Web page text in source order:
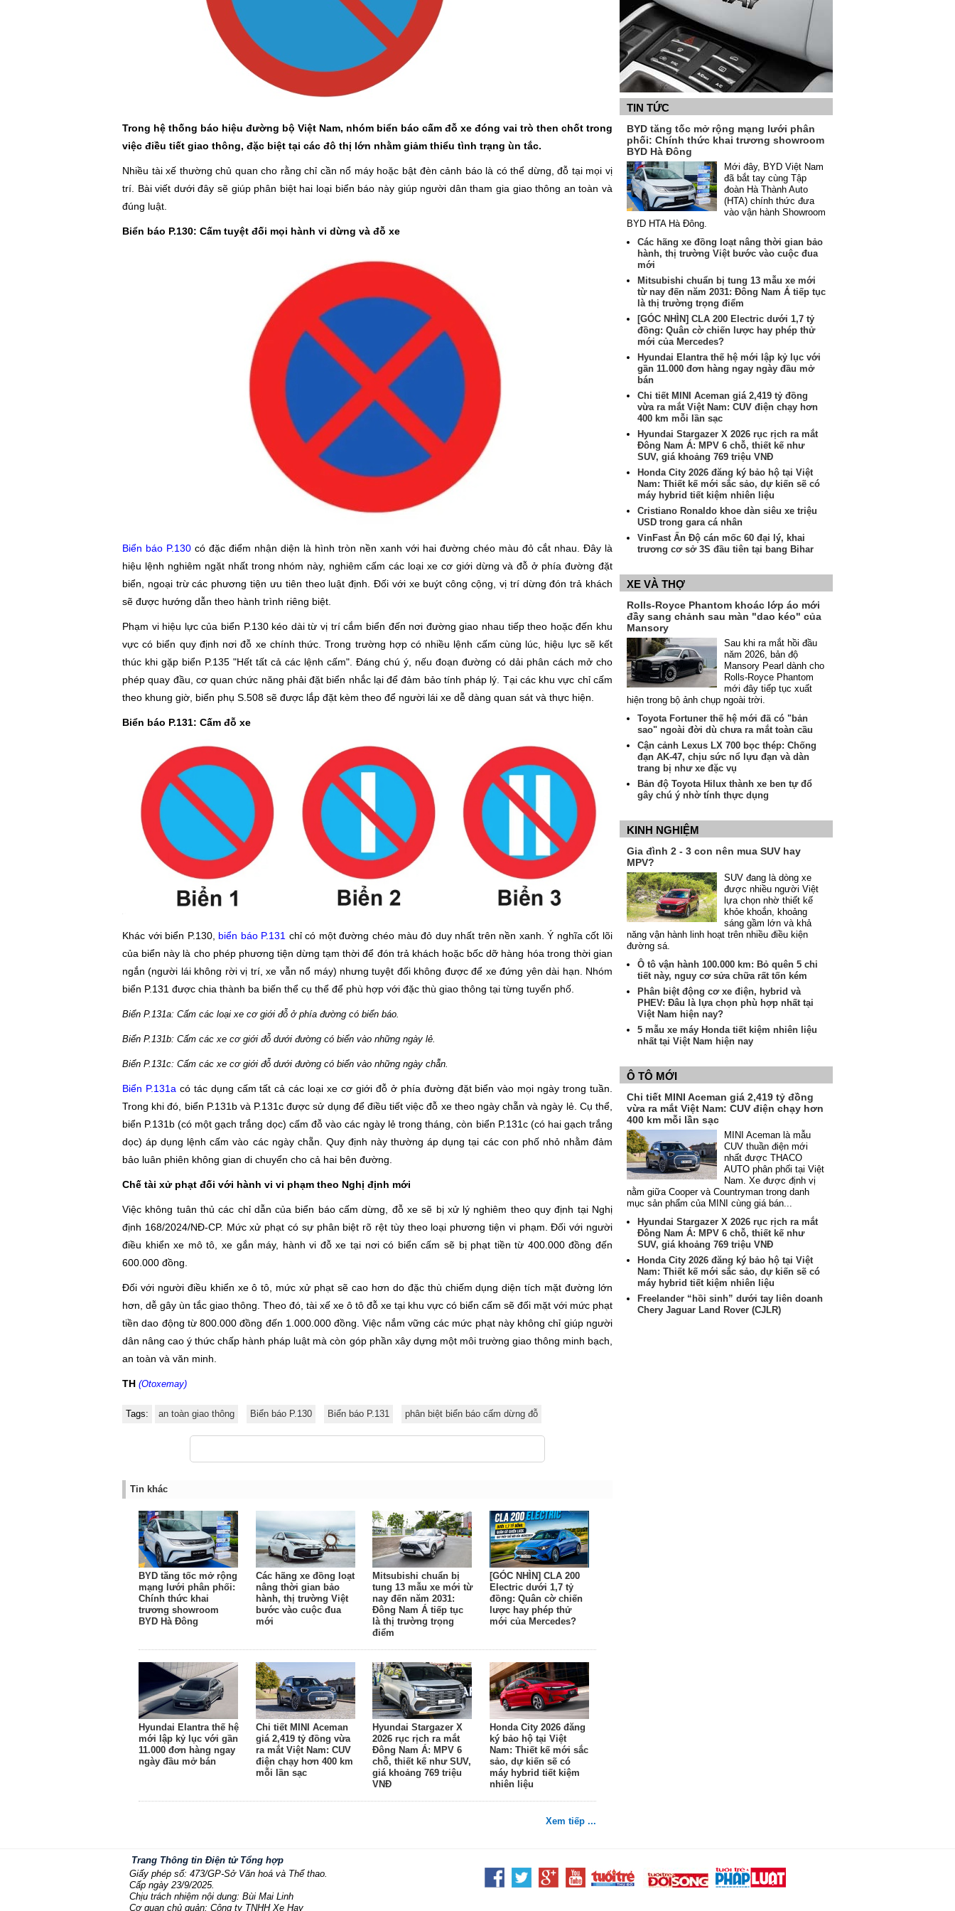
Trong hệ thống báo hiệu đường bộ Việt Nam, nhóm biển báo cấm đỗ xe đóng vai trò then chốt trong
việc điều tiết giao thông, đặc biệt tại các đô thị lớn nhằm giảm thiểu tình trạng ùn tắc.
Nhiều tài xế thường chủ quan cho rằng chỉ cần nổ máy hoặc bật đèn cảnh báo là có thể dừng, đỗ tại mọi vị
trí. Bài viết dưới đây sẽ giúp phân biệt hai loại biển báo này giúp người dân tham gia giao thông an toàn và
đúng luật.
Biển báo P.130: Cấm tuyệt đối mọi hành vi dừng và đỗ xe
Biển báo P.130 có đặc điểm nhận diện là hình tròn nền xanh với hai đường chéo màu đỏ cắt nhau. Đây là
hiệu lệnh nghiêm ngặt nhất trong nhóm này, nghiêm cấm các loại xe cơ giới dừng và đỗ ở phía đường đặt
biển, ngoại trừ các phương tiện ưu tiên theo luật định. Đối với xe buýt công cộng, vị trí dừng đón trả khách
sẽ được hướng dẫn theo hành trình riêng biệt.
Phạm vi hiệu lực của biển P.130 kéo dài từ vị trí cắm biển đến nơi đường giao nhau tiếp theo hoặc đến khu
vực có biển quy định nơi đỗ xe chính thức. Trong trường hợp có nhiều lệnh cấm cùng lúc, hiệu lực sẽ kết
thúc khi gặp biển P.135 "Hết tất cả các lệnh cấm". Đáng chú ý, nếu đoạn đường có dải phân cách mở cho
phép quay đầu, cơ quan chức năng phải đặt biển nhắc lại để đảm bảo tính pháp lý. Tại các khu vực chỉ cấm
theo khung giờ, biển phụ S.508 sẽ được lắp đặt kèm theo để người lái xe dễ dàng quan sát và thực hiện.
Biển báo P.131: Cấm đỗ xe
Khác với biển P.130, biển báo P.131 chỉ có một đường chéo màu đỏ duy nhất trên nền xanh. Ý nghĩa cốt lõi
của biển này là cho phép phương tiện dừng tạm thời để đón trả khách hoặc bốc dỡ hàng hóa trong thời gian
ngắn (người lái không rời vị trí, xe vẫn nổ máy) nhưng tuyệt đối không được để xe đứng yên dài hạn. Nhóm
biển P.131 được chia thành ba biến thể cụ thể để phù hợp với đặc thù giao thông tại từng tuyến phố.
Biển P.131a: Cấm các loại xe cơ giới đỗ ở phía đường có biển báo.
Biển P.131b: Cấm các xe cơ giới đỗ dưới đường có biển vào những ngày lẻ.
Biển P.131c: Cấm các xe cơ giới đỗ dưới đường có biển vào những ngày chẵn.
Biển P.131a có tác dụng cấm tất cả các loại xe cơ giới đỗ ở phía đường đặt biển vào mọi ngày trong tuần.
Trong khi đó, biển P.131b và P.131c được sử dụng để điều tiết việc đỗ xe theo ngày chẵn và ngày lẻ. Cụ thể,
biển P.131b (có một gạch trắng dọc) cấm đỗ vào các ngày lẻ trong tháng, còn biển P.131c (có hai gạch trắng
dọc) áp dụng lệnh cấm vào các ngày chẵn. Quy định này thường áp dụng tại các con phố nhỏ nhằm đảm
bảo luân phiên không gian di chuyển cho cả hai bên đường.
Chế tài xử phạt đối với hành vi vi phạm theo Nghị định mới
Việc không tuân thủ các chỉ dẫn của biển báo cấm dừng, đỗ xe sẽ bị xử lý nghiêm theo quy định tại Nghị
định 168/2024/NĐ-CP. Mức xử phạt có sự phân biệt rõ rệt tùy theo loại phương tiện vi phạm. Đối với người
điều khiển xe mô tô, xe gắn máy, hành vi đỗ xe tại nơi có biển cấm sẽ bị phạt tiền từ 400.000 đồng đến
600.000 đồng.
Đối với người điều khiển xe ô tô, mức xử phạt sẽ cao hơn do đặc thù chiếm dụng diện tích mặt đường lớn
hơn, dễ gây ùn tắc giao thông. Theo đó, tài xế xe ô tô đỗ xe tại khu vực có biển cấm sẽ đối mặt với mức phạt
tiền dao động từ 800.000 đồng đến 1.000.000 đồng. Việc nắm vững các mức phạt này không chỉ giúp người
dân nâng cao ý thức chấp hành pháp luật mà còn góp phần xây dựng một môi trường giao thông minh bạch,
an toàn và văn minh.
TH (Otoxemay)
Tags: an toàn giao thông Biển báo P.130 Biển báo P.131 phân biệt biển báo cấm dừng đỗ
Tin khác
BYD tăng tốc mở rộng
mạng lưới phân phối:
Chính thức khai
trương showroom
BYD Hà Đông
Các hãng xe đồng loạt
nâng thời gian bảo
hành, thị trường Việt
bước vào cuộc đua
mới
Mitsubishi chuẩn bị
tung 13 mẫu xe mới từ
nay đến năm 2031:
Đông Nam Á tiếp tục
là thị trường trọng
điểm
[GÓC NHÌN] CLA 200
Electric dưới 1,7 tỷ
đồng: Quân cờ chiến
lược hay phép thử
mới của Mercedes?
Hyundai Elantra thế hệ
mới lập kỷ lục với gần
11.000 đơn hàng ngay
ngày đầu mở bán
Chi tiết MINI Aceman
giá 2,419 tỷ đồng vừa
ra mắt Việt Nam: CUV
điện chạy hơn 400 km
mỗi lần sạc
Hyundai Stargazer X
2026 rục rịch ra mắt
Đông Nam Á: MPV 6
chỗ, thiết kế như SUV,
giá khoảng 769 triệu
VNĐ
Honda City 2026 đăng
ký bảo hộ tại Việt
Nam: Thiết kế mới sắc
sảo, dự kiến sẽ có
máy hybrid tiết kiệm
nhiên liệu
Xem tiếp ...
TIN TỨC
BYD tăng tốc mở rộng mạng lưới phân
phối: Chính thức khai trương showroom
BYD Hà Đông
Mới đây, BYD Việt Nam
đã bắt tay cùng Tập
đoàn Hà Thành Auto
(HTA) chính thức đưa
vào vận hành Showroom
BYD HTA Hà Đông.
Các hãng xe đồng loạt nâng thời gian bảo
hành, thị trường Việt bước vào cuộc đua
mới
Mitsubishi chuẩn bị tung 13 mẫu xe mới
từ nay đến năm 2031: Đông Nam Á tiếp tục
là thị trường trọng điểm
[GÓC NHÌN] CLA 200 Electric dưới 1,7 tỷ
đồng: Quân cờ chiến lược hay phép thử
mới của Mercedes?
Hyundai Elantra thế hệ mới lập kỷ lục với
gần 11.000 đơn hàng ngay ngày đầu mở
bán
Chi tiết MINI Aceman giá 2,419 tỷ đồng
vừa ra mắt Việt Nam: CUV điện chạy hơn
400 km mỗi lần sạc
Hyundai Stargazer X 2026 rục rịch ra mắt
Đông Nam Á: MPV 6 chỗ, thiết kế như
SUV, giá khoảng 769 triệu VNĐ
Honda City 2026 đăng ký bảo hộ tại Việt
Nam: Thiết kế mới sắc sảo, dự kiến sẽ có
máy hybrid tiết kiệm nhiên liệu
Cristiano Ronaldo khoe dàn siêu xe triệu
USD trong gara cá nhân
VinFast Ấn Độ cán mốc 60 đại lý, khai
trương cơ sở 3S đầu tiên tại bang Bihar
XE VÀ THỢ
Rolls-Royce Phantom khoác lớp áo mới
đầy sang chảnh sau màn "dao kéo" của
Mansory
Sau khi ra mắt hồi đầu
năm 2026, bản độ
Mansory Pearl dành cho
Rolls-Royce Phantom
mới đây tiếp tục xuất
hiện trong bộ ảnh chụp ngoài trời.
Toyota Fortuner thế hệ mới đã có "bản
sao" ngoài đời dù chưa ra mắt toàn cầu
Cận cảnh Lexus LX 700 bọc thép: Chống
đạn AK-47, chịu sức nổ lựu đạn và dàn
trang bị như xe đặc vụ
Bản độ Toyota Hilux thành xe ben tự đổ
gây chú ý nhờ tính thực dụng
KINH NGHIỆM
Gia đình 2 - 3 con nên mua SUV hay
MPV?
SUV đang là dòng xe
được nhiều người Việt
lựa chọn nhờ thiết kế
khỏe khoắn, khoảng
sáng gầm lớn và khả
năng vận hành linh hoạt trên nhiều điều kiện
đường sá.
Ô tô vận hành 100.000 km: Bỏ quên 5 chi
tiết này, nguy cơ sửa chữa rất tốn kém
Phân biệt động cơ xe điện, hybrid và
PHEV: Đâu là lựa chọn phù hợp nhất tại
Việt Nam hiện nay?
5 mẫu xe máy Honda tiết kiệm nhiên liệu
nhất tại Việt Nam hiện nay
Ô TÔ MỚI
Chi tiết MINI Aceman giá 2,419 tỷ đồng
vừa ra mắt Việt Nam: CUV điện chạy hơn
400 km mỗi lần sạc
MINI Aceman là mẫu
CUV thuần điện mới
nhất được THACO
AUTO phân phối tại Việt
Nam. Xe được định vị
nằm giữa Cooper và Countryman trong danh
mục sản phẩm của MINI cùng giá bán...
Hyundai Stargazer X 2026 rục rịch ra mắt
Đông Nam Á: MPV 6 chỗ, thiết kế như
SUV, giá khoảng 769 triệu VNĐ
Honda City 2026 đăng ký bảo hộ tại Việt
Nam: Thiết kế mới sắc sảo, dự kiến sẽ có
máy hybrid tiết kiệm nhiên liệu
Freelander “hồi sinh” dưới tay liên doanh
Chery Jaguar Land Rover (CJLR)
Trang Thông tin Điện tử Tổng hợp
Giấy phép số: 473/GP-Sở Văn hoá và Thể thao.
Cấp ngày 23/9/2025.
Chịu trách nhiệm nội dung: Bùi Mai Linh
Cơ quan chủ quản: Công ty TNHH Xe Hay